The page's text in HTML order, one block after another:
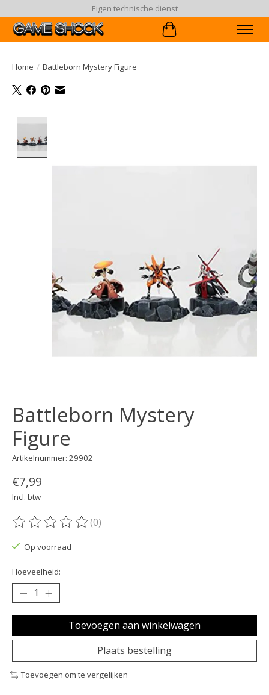
Eigen technische dienst
Winkelwagen
Home / Battleborn Mystery Figure
Battleborn Mystery
Figure
Artikelnummer: 29902
€7,99
Incl. btw
De beoordeling van dit product is
(0)
Op voorraad
Hoeveelheid:
Toevoegen aan winkelwagen
Plaats bestelling
Toevoegen om te vergelijken